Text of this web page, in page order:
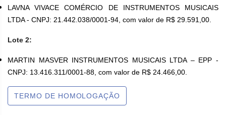
LAVNA VIVACE COMÉRCIO DE INSTRUMENTOS MUSICAIS
LTDA - CNPJ: 21.442.038/0001-94, com valor de R$ 29.591,00.
Lote 2:
MARTIN MASVER INSTRUMENTOS MUSICAIS LTDA – EPP -
CNPJ: 13.416.311/0001-88, com valor de R$ 24.466,00.
TERMO DE HOMOLOGAÇÃO